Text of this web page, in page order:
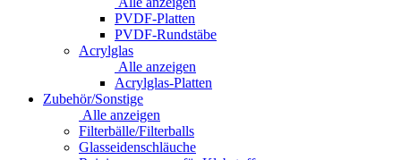
PVDF-Platten
PVDF-Rundstäbe
Acrylglas
Alle anzeigen
Acrylglas-Platten
Zubehör/Sonstige
Alle anzeigen
Filterbälle/Filterballs
Glasseidenschläuche